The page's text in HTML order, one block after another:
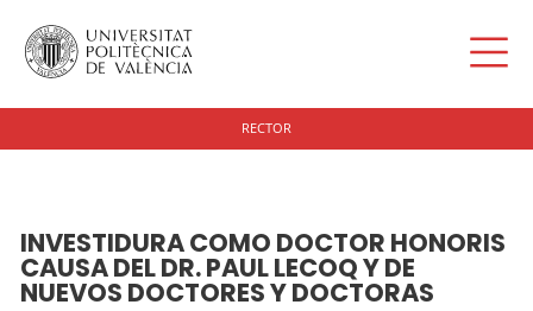
RECTOR
INVESTIDURA COMO DOCTOR HONORIS
CAUSA DEL DR. PAUL LECOQ Y DE
NUEVOS DOCTORES Y DOCTORAS